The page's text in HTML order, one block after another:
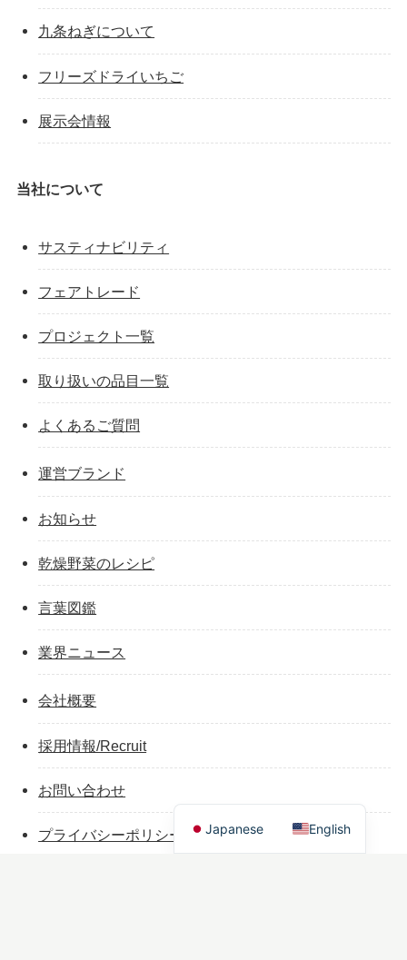
九条ねぎについて
フリーズドライいちご
展示会情報
当社について
サスティナビリティ
フェアトレード
プロジェクト一覧
取り扱いの品目一覧
よくあるご質問
運営ブランド
お知らせ
乾燥野菜のレシピ
言葉図鑑
業界ニュース
会社概要
採用情報/Recruit
お問い合わせ
プライバシーポリシー Japanese English